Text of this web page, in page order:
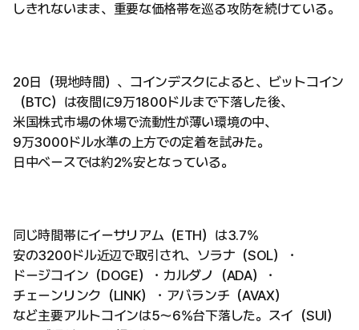
しきれないまま、重要な価格帯を巡る攻防を続けている。
20日（現地時間）、コインデスクによると、ビットコイン
（BTC）は夜間に9万1800ドルまで下落した後、
米国株式市場の休場で流動性が薄い環境の中、
9万3000ドル水準の上方での定着を試みた。
日中ベースでは約2%安となっている。
同じ時間帯にイーサリアム（ETH）は3.7%
安の3200ドル近辺で取引され、ソラナ（SOL）・
ドージコイン（DOGE）・カルダノ（ADA）・
チェーンリンク（LINK）・アバランチ（AVAX）
など主要アルトコインは5〜6%台下落した。スイ（SUI）